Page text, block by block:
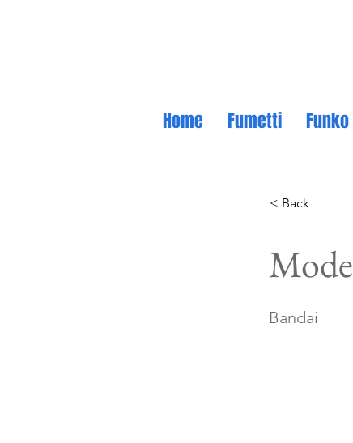
Home Fumetti Funko
< Back
Bandai